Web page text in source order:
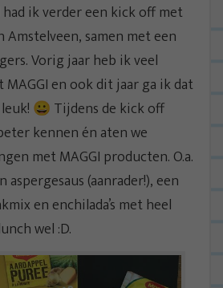
ik verder een kick off met
Amstelveen, samen met een
Vorig jaar heb ik veel
en ook dit jaar ga ik dat
😀 Tijdens de kick off
kennen én aten we
met MAGGI producten. O.a.
aspergesaus (aanrader!), een
en enchilada’s met heel
wel :D.